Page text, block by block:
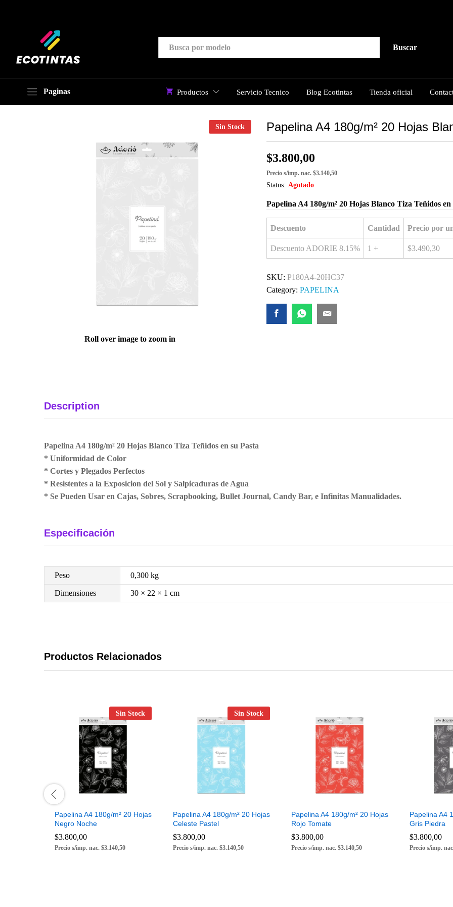
Todas Buscar
Paginas Productos Servicio Tecnico Blog Ecotintas Tienda oficial
Sin Stock
Roll over image to zoom in
Papelina A4 180g/m² 20 Hojas
$3.800,00
Precio s/imp. nac. $3.140,50
Status: Agotado
Papelina A4 180g/m² 20 Hojas Blanco Tiza Teñidos en
Descuento Cantidad Precio por
Descuento ADORIE 8.15% 1 + $3.490,30
SKU: P180A4-20HC37
Category: PAPELINA
Description
Papelina A4 180g/m² 20 Hojas Blanco Tiza Teñidos en su Pasta
* Uniformidad de Color
* Cortes y Plegados Perfectos
* Resistentes a la Exposicion del Sol y Salpicaduras de Agua
* Se Pueden Usar en Cajas, Sobres, Scrapbooking, Bullet Journal, Candy Bar, e Infinitas Manualidades.
Especificación
Peso 0,300 kg
Dimensiones 30 × 22 × 1 cm
Productos Relacionados
Sin Stock
Papelina A4 180g/m² 20 Hojas
Negro Noche
$3.800,00
Precio s/imp. nac. $3.140,50
$3.800,00
Sin Stock
Papelina A4 180g/m² 20 Hojas
Celeste Pastel
$3.800,00
Precio s/imp. nac. $3.140,50
$3.800,00
Papelina A4 180g/m² 20 Hojas
Rojo Tomate
$3.800,00
Precio s/imp. nac. $3.140,50
$3.800,00
Papelina A4
Gris Piedra
$3.800,00
Precio s/imp.
$3.800,00